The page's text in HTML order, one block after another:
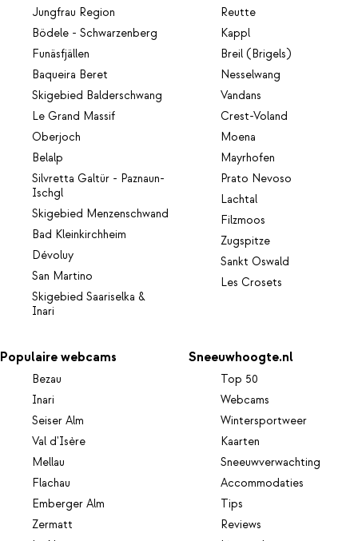
Jungfrau Region
Bödele - Schwarzenberg
Funäsfjällen
Baqueira Beret
Skigebied Balderschwang
Le Grand Massif
Oberjoch
Belalp
Silvretta Galtür - Paznaun-
Ischgl
Skigebied Menzenschwand
Bad Kleinkirchheim
Dévoluy
San Martino
Skigebied Saariselka &
Inari
Reutte
Kappl
Breil (Brigels)
Nesselwang
Vandans
Crest-Voland
Moena
Mayrhofen
Prato Nevoso
Lachtal
Filzmoos
Zugspitze
Sankt Oswald
Les Crosets
Populaire webcams
Bezau
Inari
Seiser Alm
Val d'Isère
Mellau
Flachau
Emberger Alm
Zermatt
Sneeuwhoogte.nl
Top 50
Webcams
Wintersportweer
Kaarten
Sneeuwverwachting
Accommodaties
Tips
Reviews